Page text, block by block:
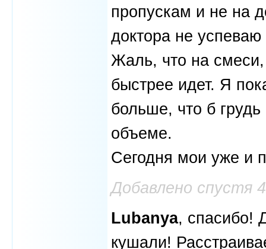
пропускам и не на
доктора не
Жаль, что на смеси,
быстрее идет. Я
больше, что б
объеме.
Сегодня мои уже и
Добавлено спустя
Lubanya, спасибо!
кушали!